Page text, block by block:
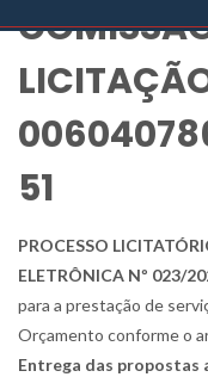
51
PROCESSO
ELETRÔNICA Nº 023/
para a prestação de
Orçamento conforme o
Entrega das propostas